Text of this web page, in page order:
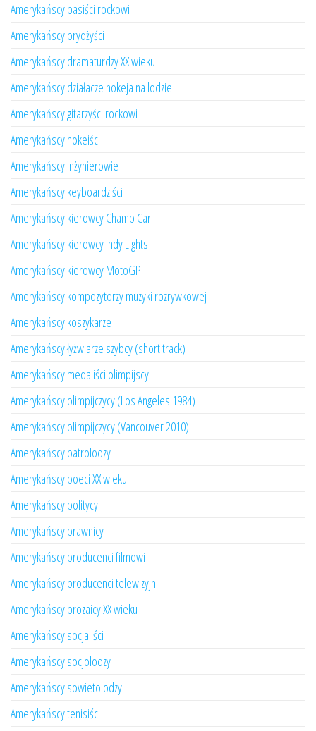
Amerykańscy basiści rockowi
Amerykańscy brydżyści
Amerykańscy dramaturdzy XX wieku
Amerykańscy działacze hokeja na lodzie
Amerykańscy gitarzyści rockowi
Amerykańscy hokeiści
Amerykańscy inżynierowie
Amerykańscy keyboardziści
Amerykańscy kierowcy Champ Car
Amerykańscy kierowcy Indy Lights
Amerykańscy kierowcy MotoGP
Amerykańscy kompozytorzy muzyki rozrywkowej
Amerykańscy koszykarze
Amerykańscy łyżwiarze szybcy (short track)
Amerykańscy medaliści olimpijscy
Amerykańscy olimpijczycy (Los Angeles 1984)
Amerykańscy olimpijczycy (Vancouver 2010)
Amerykańscy patrolodzy
Amerykańscy poeci XX wieku
Amerykańscy politycy
Amerykańscy prawnicy
Amerykańscy producenci filmowi
Amerykańscy producenci telewizyjni
Amerykańscy prozaicy XX wieku
Amerykańscy socjaliści
Amerykańscy socjolodzy
Amerykańscy sowietolodzy
Amerykańscy tenisiści